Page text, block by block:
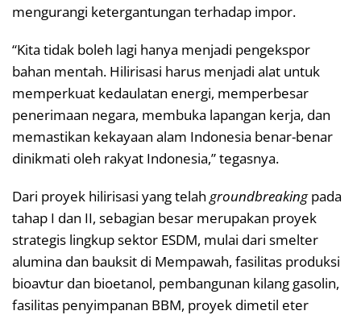
mengurangi ketergantungan terhadap impor.
“Kita tidak boleh lagi hanya menjadi pengekspor
bahan mentah. Hilirisasi harus menjadi alat untuk
memperkuat kedaulatan energi, memperbesar
penerimaan negara, membuka lapangan kerja, dan
memastikan kekayaan alam Indonesia benar-benar
dinikmati oleh rakyat Indonesia,” tegasnya.
Dari proyek hilirisasi yang telah groundbreakingpada
tahap I dan II, sebagian besar merupakan proyek
strategis lingkup sektor ESDM, mulai dari smelter
alumina dan bauksit di Mempawah, fasilitas produksi
bioavtur dan bioetanol, pembangunan kilang gasolin,
fasilitas penyimpanan BBM, proyek dimetil eter